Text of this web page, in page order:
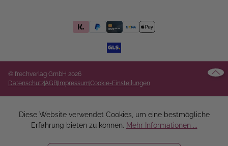
© frechverlag GmbH 2026
DatenschutzAGB ImpressumCookie-Einstellungen
Diese Website verwendet Cookies, um eine bestmögliche
Erfahrung bieten zu können. Mehr Informationen ...